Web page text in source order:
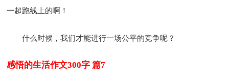
一超跑线上的啊！
什么时候，我们才能进行一场公平的竞争呢？
感悟的生活作文300字 篇7